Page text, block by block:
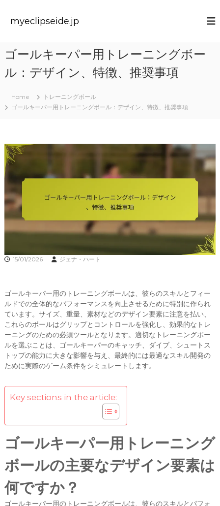
myeclipseide.jp
ゴールキーパー用トレーニングボー
ル：デザイン、特徴、推奨事項
Home
トレーニングボール
ゴールキーパー用トレーニングボール：デザイン、特徴、推奨事項
15/01/2026 ジェナ・ハート
ゴールキーパー用のトレーニングボールは、彼らのスキルとフィー
ルドでの全体的なパフォーマンスを向上させるために特別に作られ
ています。サイズ、重量、素材などのデザイン要素に注意を払い、
これらのボールはグリップとコントロールを強化し、効果的なトレ
ーニングのための必須ツールとなります。適切なトレーニングボー
ルを選ぶことは、ゴールキーパーのキャッチ、ダイブ、シュートス
トップの能力に大きな影響を与え、最終的には最適なスキル開発の
ために実際のゲーム条件をシミュレートします。
Key sections in the article:
ゴールキーパー用トレーニング
ボールの主要なデザイン要素は
何ですか？
ゴールキーパー用のトレーニングボールは、彼らのスキルとパフォ